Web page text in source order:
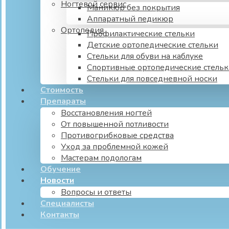
Ногтевой сервис
Маникюр без покрытия
Аппаратный педикюр
ОртопедияПрофилактические стельки
Детские ортопедические стельки
Стельки для обуви на каблуке
Спортивные ортопедические
Стельки для повседневной носки
Стоимость
Препараты
Восстановления ногтей
От повышенной потливости
Противогрибковые средства
Уход за проблемной кожей
Мастерам подологам
Обучение
Новости
Вопросы и ответы
Специалисты
Контакты